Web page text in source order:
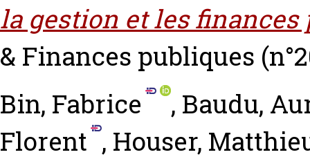
la gestion et les finances
& Finances publiques
Bin, Fabrice
, Baudu,
Florent , Houser,